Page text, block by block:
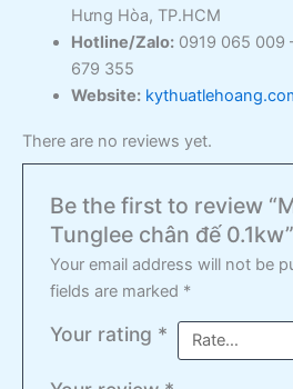
Hưng Hòa, TP.HCM
Hotline/Zalo:0919 065 009
679 355
Website:
There are no reviews yet.
Be the first to review
Tunglee chân đế 0.1kw”
Your email address will not be
fields are marked *
Your rating *